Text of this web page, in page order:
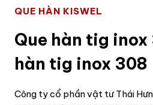
QUE HÀN KISWEL
Que hàn tig
hàn tig inox 308
Công ty cổ phần vật tư Thái